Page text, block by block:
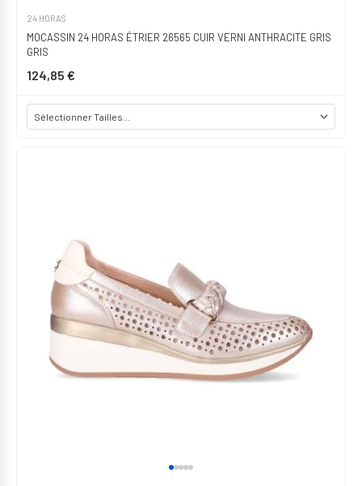
24 HORAS
MOCASSIN 24 HORAS ÉTRIER 26565 CUIR VERNI ANTHRACITE GRIS
GRIS
124,85 €